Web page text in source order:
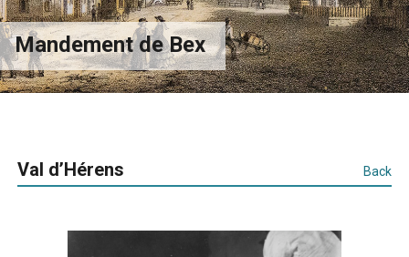
Mandement de Bex
Val d’Hérens Back